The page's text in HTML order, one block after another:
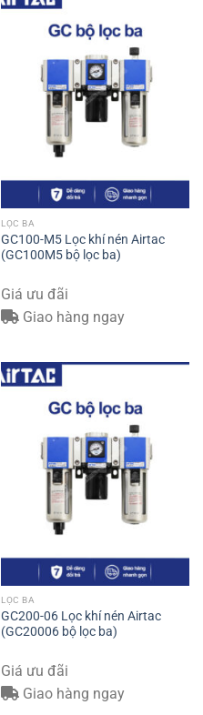
LỌC BA
GC100-M5 Lọc khí nén Airtac
(GC100M5 bộ lọc ba)
Giá ưu đãi
Giao hàng ngay
LỌC BA
GC200-06 Lọc khí nén Airtac
(GC20006 bộ lọc ba)
Giá ưu đãi
Giao hàng ngay